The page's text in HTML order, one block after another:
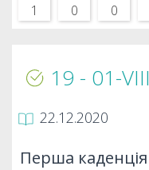
1 0 0
19 - 01-VIIІ
22.12.2020
Перша каденція